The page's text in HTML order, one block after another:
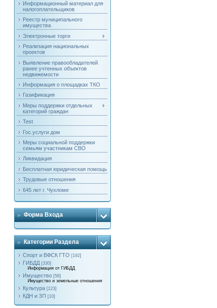
Информационный материал для
налогоплательщиков
Реестр муниципального
имущества
Электронные торги
Реализация национальных
проектов
Выявление правообладателей
ранее учтенных объектов
недвижемости
Информация о площадках ТКО
Газификация
Меры поддержки отдельных
категорий граждан
Test
Гос.услуги дом
Меры социальной поддержки
семьям участникам СВО
Ликвидация
Бесплатная юридическая помощь
Трудовые отношения
645 лет г. Чухломе
Форма Входа
Категории Раздела
Спорт и ВФСК ГТО [192]
ГИБДД [330]
Информация от ГИБДД
Имущество [58]
Имущество и земельные отношения
Культура [123]
КДН и ЗП [10]